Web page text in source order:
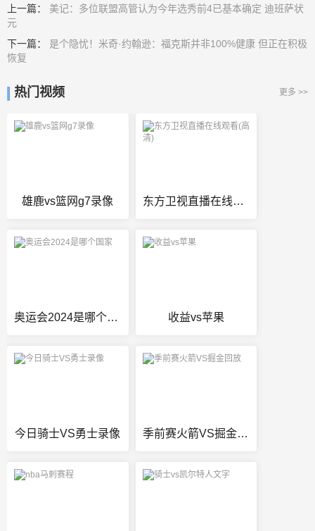
上一篇： 美记：多位联盟高管认为今年选秀前4已基本确定 迪班萨状
元
下一篇： 是个隐忧！米奇·约翰逊：福克斯并非100%健康 但正在积极
恢复
热门视频 更多 >>
雄鹿vs篮网g7录像 东方卫视直播在线观看(高清)
奥运会2024是哪个国家 收益vs苹果
今日骑士VS勇士录像 季前赛火箭VS掘金回放